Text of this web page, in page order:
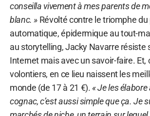
conseilla vivement à mes parents de
blanc. » Révolté contre le triomphe
automatique, épidermique au tout-
au storytelling, Jacky Navarre résiste
Internet mais avec un savoir-faire. Et,
volontiers, en ce lieu naissent les
monde (de 17 à 21 €).« Je les
cognac, c’est aussi simple que ça. Je